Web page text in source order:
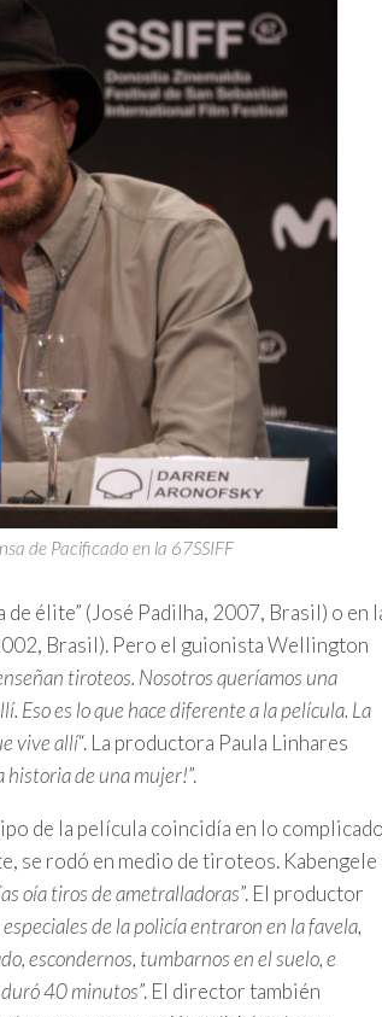
de Pacificado en la 67SSIFF
de élite” (José Padilha, 2007, Brasil) o en
Brasil). Pero el guionista Wellington
tiroteos. Nosotros queríamos una
Eso es lo que hace diferente a la película. La
vive allí“. La productora Paula Linhares
historia de una mujer!”.
de la película coincidía en lo
se rodó en medio de tiroteos. Kabengele
oía tiros de ametralladoras”. El productor
de la policía entraron en la favela,
escondernos, tumbarnos en el suelo, e
40 minutos”. El director también